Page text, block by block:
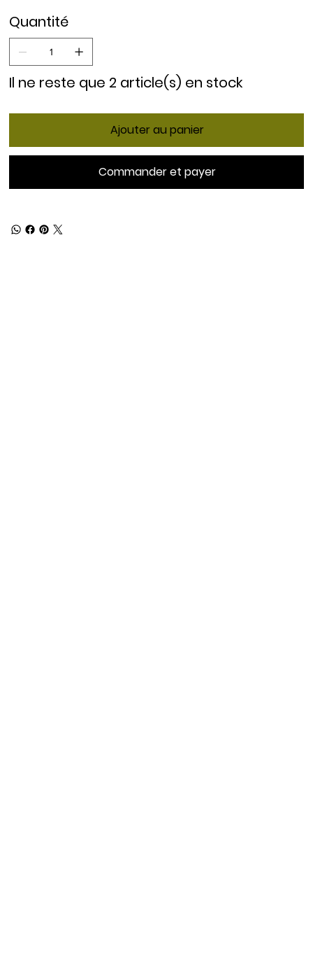
Quantité
Il ne reste que 2 article(s) en stock
Ajouter au panier
Commander et payer